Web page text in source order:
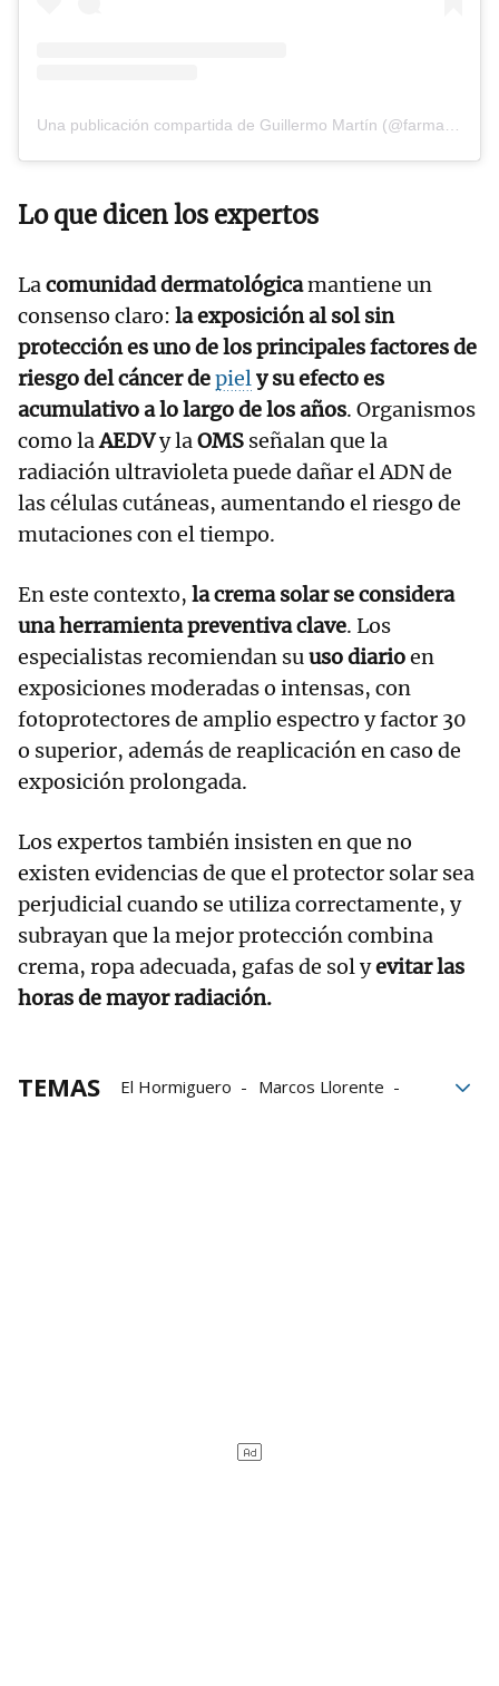
Lo que dicen los expertos
Lacomunidad dermatológicamantiene un
consenso claro: la exposición al sol sin
protección es uno de los principales factores de
riesgo del cáncer depiely su efecto es
acumulativo a lo largo de los años. Organismos
como laAEDVy laOMS señalan que la
radiación ultravioleta puede dañar el ADN de
las células cutáneas, aumentando el riesgo de
mutaciones con el tiempo.
En este contexto, la crema solar se considera
una herramienta preventiva clave. Los
especialistas recomiendan suuso diarioen
exposiciones moderadas o intensas, con
fotoprotectores de amplio espectro y factor 30
o superior, además de reaplicación en caso de
exposición prolongada.
Los expertos también insisten en que no
existen evidencias de que el protector solar sea
perjudicial cuando se utiliza correctamente, y
subrayan que la mejor protección combina
crema, ropa adecuada, gafas de sol yevitar las
horas de mayor radiación.
TEMAS El Hormiguero
Marcos Llorente